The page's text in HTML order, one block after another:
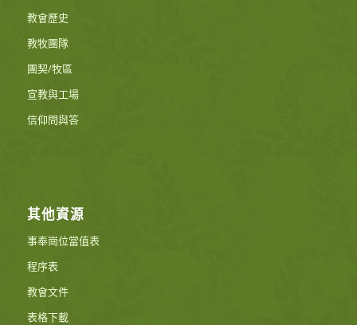
教會歷史
教牧團隊
團契/牧區
宣教與工場
信仰問與答
其他資源
事奉崗位當值表
程序表
教會文件
表格下載